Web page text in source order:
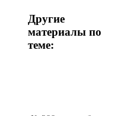
Другие
материалы по
теме: